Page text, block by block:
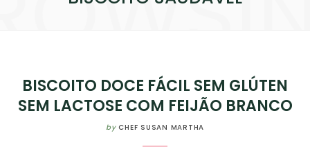
BISCOITO DOCE FÁCIL SEM GLÚTEN
SEM LACTOSE COM FEIJÃO BRANCO
by CHEF SUSAN MARTHA